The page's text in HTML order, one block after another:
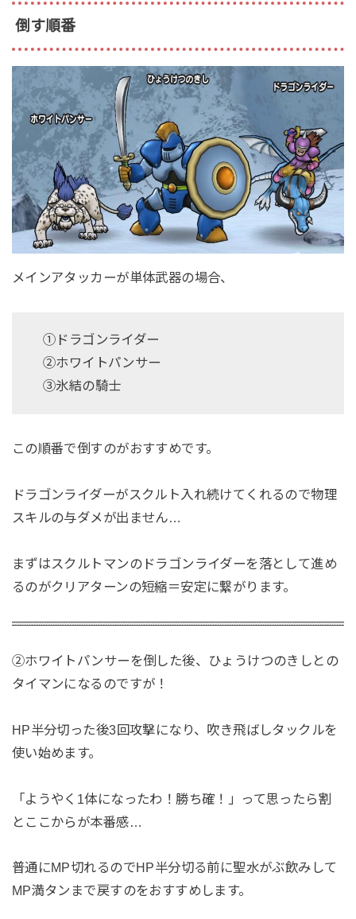
倒す順番
メインアタッカーが単体武器の場合、
①ドラゴンライダー
②ホワイトパンサー
③氷結の騎士
この順番で倒すのがおすすめです。
ドラゴンライダーがスクルト入れ続けてくれるので物理
スキルの与ダメが出ません…
まずはスクルトマンのドラゴンライダーを落として進め
るのがクリアターンの短縮＝安定に繋がります。
②ホワイトパンサーを倒した後、ひょうけつのきしとの
タイマンになるのですが！
HP半分切った後3回攻撃になり、吹き飛ばしタックルを
使い始めます。
「ようやく1体になったわ！勝ち確！」って思ったら割
とここからが本番感…
普通にMP切れるのでHP半分切る前に聖水がぶ飲みして
MP満タンまで戻すのをおすすめします。